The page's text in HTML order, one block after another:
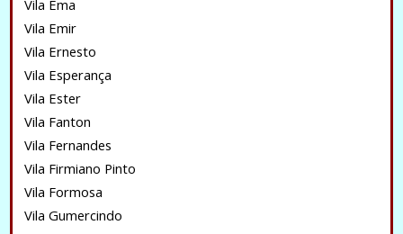
Vila Ema
Vila Emir
Vila Ernesto
Vila Esperança
Vila Ester
Vila Fanton
Vila Fernandes
Vila Firmiano Pinto
Vila Formosa
Vila Gumercindo